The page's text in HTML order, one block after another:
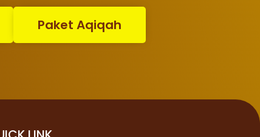
Paket Aqiqah